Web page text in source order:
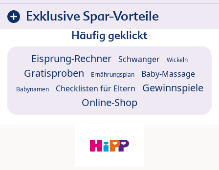
Exklusive Spar-Vorteile
Häufig geklickt
Eisprung-Rechner Schwanger Wickeln
Gratisproben Ernährungsplan Baby-Massage
Babynamen Checklisten für Eltern
Gewinnspiele
Online-Shop